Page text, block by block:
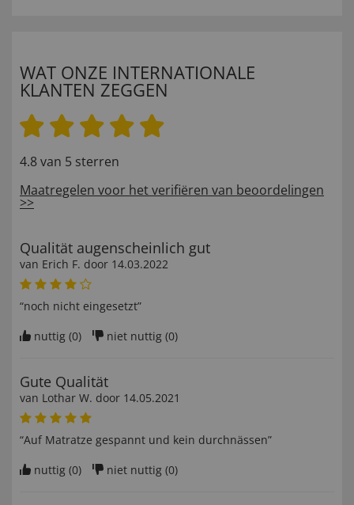
WAT ONZE INTERNATIONALE
KLANTEN ZEGGEN
4.8 van 5 sterren
Maatregelen voor het verifiëren van beoordelingen
>>
Qualität augenscheinlich gut
van Erich F. door 14.03.2022
“noch nicht eingesetzt”
nuttig (0) niet nuttig (0)
Gute Qualität
van Lothar W. door 14.05.2021
“Auf Matratze gespannt und kein durchnässen”
nuttig (0) niet nuttig (0)